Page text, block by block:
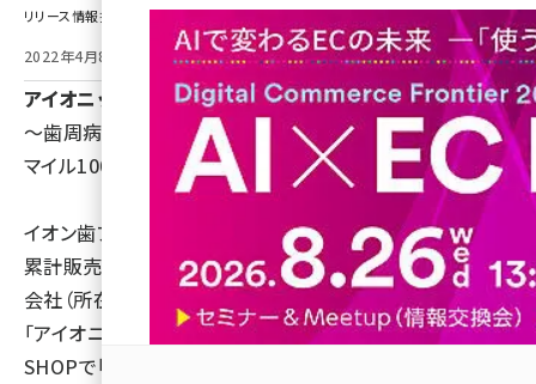
楽天 (1874)
ecbeing (1210)
アスクル (1122)
base (1081)
revico (744)
リリース情報提供元：
2022年4月8日 09:00
アイオニック株式会社
～歯周病学のオーソリティが最も推薦する歯周ケアで「ス
マイル100才」を実現しよう！～
イオン歯ブラシのリーディングカンパニー【イオン歯ブラシ
累計販売本数2億本以上の実績】であるアイオニック株式
会社（所在地：千葉県流山市、代表取締役：西川 満、以下
「アイオニック」）は、4月8日（金）に公式キスユー直販
SHOPで「8（歯）のつく日」お客様感謝デーを開始いたしま